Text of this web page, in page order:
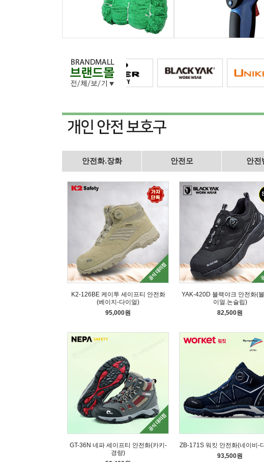
안전화.장화 안전모 안전
K2-126BE 케이투 세이프티 안전화
(베이지-다이얼)
95,000원
YAK-420D 블랙야크 안전화(
이얼.논슬립)
82,500원
GT-36N 네파 세이프티 안전화(카키-
경량)
ZB-171S 워킷 안전화(네이비-
93,500원